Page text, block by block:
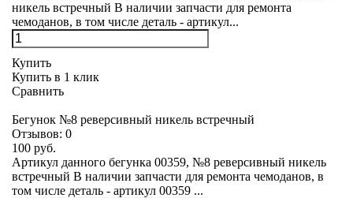
никель встречный В наличии запчасти для ремонта
чемоданов, в том числе деталь - артикул...
Купить
Купить в 1 клик
Сравнить
Бегунок №8 реверсивный никель встречный
Отзывов: 0
100 руб.
Артикул данного бегунка 00359, №8 реверсивный никель
встречный В наличии запчасти для ремонта чемоданов, в
том числе деталь - артикул 00359 ...